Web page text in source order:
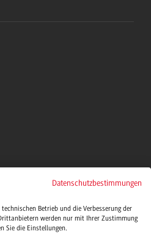
Datenschutzbestimmungen
Betrieb und die Verbesserung der
werden nur mit Ihrer Zustimmung
Sie die Einstellungen.